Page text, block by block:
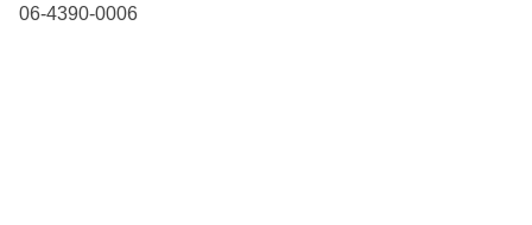
06-4390-0006